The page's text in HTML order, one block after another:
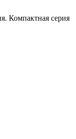
Компактная серия